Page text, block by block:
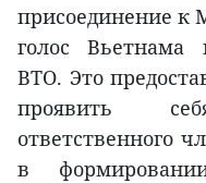
присоединение к
голос
ВТО. Это
проявить
ответственного
в